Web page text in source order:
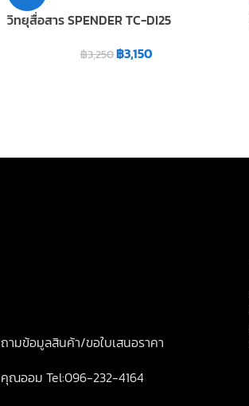
วิทยุสื่อสาร SPENDER TC-DI25
฿3,250฿3,150
ถามข้อมูลสินค้า/ขอใบเสนอราคา
คุณออม Tel:096-232-4164